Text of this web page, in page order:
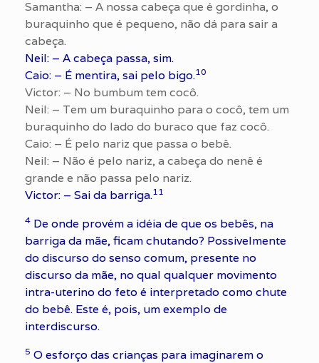
Samantha: – A nossa cabeça que é gordinha, o
buraquinho que é pequeno, não dá para sair a
cabeça.
Neil: – A cabeça passa, sim.
Caio: – É mentira, sai pelo bigo.10
Victor: – No bumbum tem cocô.
Neil: – Tem um buraquinho para o cocô, tem um
buraquinho do lado do buraco que faz cocô.
Caio: – É pelo nariz que passa o bebê.
Neil: – Não é pelo nariz, a cabeça do nenê é
grande e não passa pelo nariz.
Victor: – Sai da barriga.11
4 De onde provém a idéia de que os bebês, na
barriga da mãe, ficam chutando? Possivelmente
do discurso do senso comum, presente no
discurso da mãe, no qual qualquer movimento
intra-uterino do feto é interpretado como chute
do bebê. Este é, pois, um exemplo de
interdiscurso.
5 O esforço das crianças para imaginarem o